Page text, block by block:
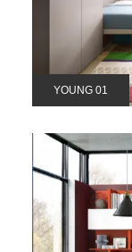
YOUNG 01